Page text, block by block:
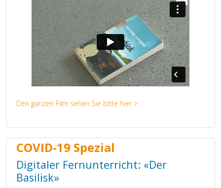
Den ganzen Film sehen Sie bitte hier >
COVID-19 Spezial
Digitaler Fernunterricht: «Der
Basilisk»